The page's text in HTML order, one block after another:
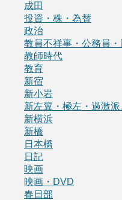
成田
投資・株・為替
政治
教員不祥事・公務員
教師時代
教育
新宿
新小岩
新左翼・極左・過激派
新横浜
新橋
日本橋
日記
映画
映画・DVD
春日部